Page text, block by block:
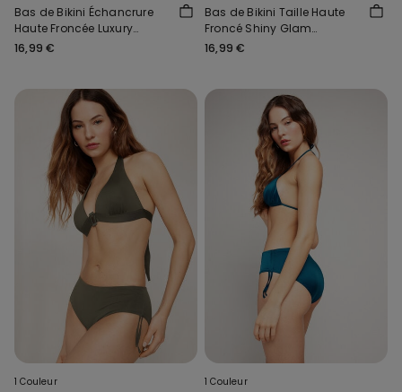
Bas de Bikini Échancrure
Haute Froncée Luxury
Chevron
16,99 €
Bas de Bikini Taille Haute
Froncé Shiny Glam
Bordeaux
16,99 €
1 Couleur 1 Couleur